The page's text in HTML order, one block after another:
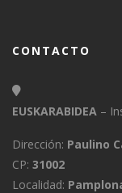
CONTACTO
EUSKARABIDEA –
Dirección: Paulino
CP: 31002
Localidad: